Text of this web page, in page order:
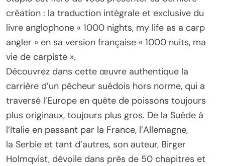
création : la traduction intégrale et exclusive du
livre anglophone « 1000 nights, my life as a carp
angler » en sa version française « 1000 nuits, ma
vie de carpiste ».
Découvrez dans cette œuvre authentique la
carrière d’un pêcheur suédois hors norme, qui a
traversé l’Europe en quête de poissons toujours
plus originaux, toujours plus gros. De la Suède à
l’Italie en passant par la France, l’Allemagne,
la Serbie et tant d’autres, son auteur, Birger
Holmqvist, dévoile dans près de 50 chapitres et